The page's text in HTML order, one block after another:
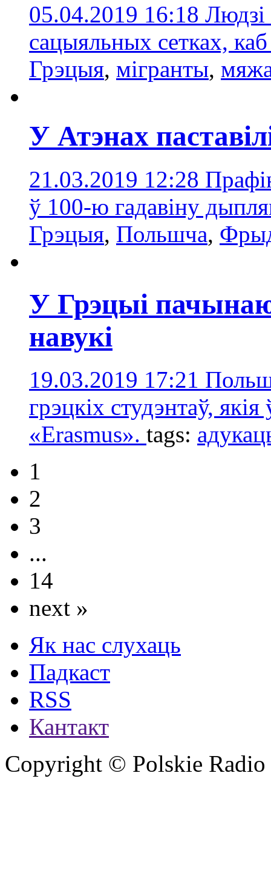
05.04.2019 16:18 Людзі
сацыяльных сетках,
Грэцыя, мігранты,
У Атэнах
21.03.2019 12:28
ў 100-ю гадавіну
Грэцыя, Польшчa,
У Грэцыі
навукі
19.03.2019 17:21
грэцкіх студэнтаў,
«Erasmus». tags:
1
2
3
...
14
next »
Як нас слухаць
Падкаст
RSS
Кантакт
Copyright © Polskie